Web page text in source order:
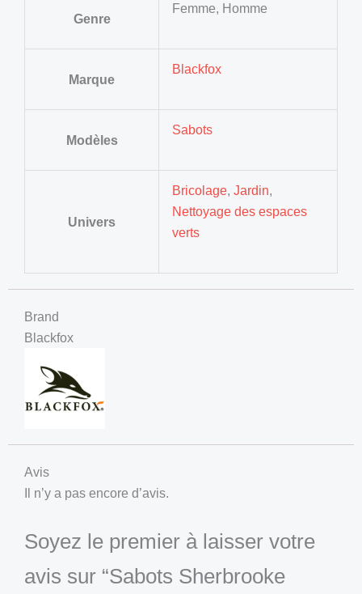
Genre
Femme, Homme
Marque
Blackfox
Modèles
Sabots
Univers
Bricolage,Jardin,
Nettoyage des espaces
verts
Brand
Blackfox
Avis
Il n’y a pas encore d’avis.
Soyez le premier à laisser votre
avis sur “Sabots Sherbrooke